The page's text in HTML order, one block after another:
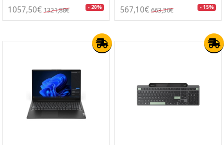
1057,50€ 1321,88€ - 20% 567,10€ 663,30€ - 15%